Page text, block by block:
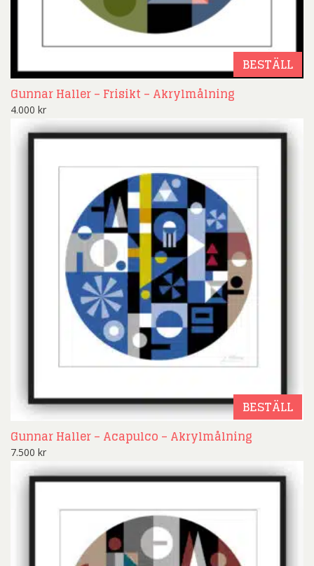
BESTÄLL
Gunnar Haller – Frisikt – Akrylmålning
4.000 kr
BESTÄLL
Gunnar Haller – Acapulco – Akrylmålning
7.500 kr